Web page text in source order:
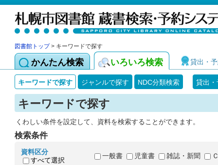
図書館トップ> キーワードで探す
かんたん検索 いろいろ検索 貸出・
キーワードで探す ジャンルで探す NDC分類検索 貸出
キーワードで探す
くわしい条件を設定して、資料を検索することができます。
検索条件
資料区分
すべて選択
一般書 児童書 雑誌・新聞